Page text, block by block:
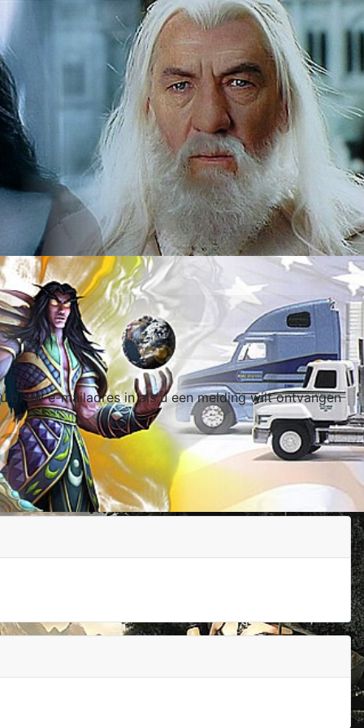
uw e-mailadres in als u een melding wilt ontvangen